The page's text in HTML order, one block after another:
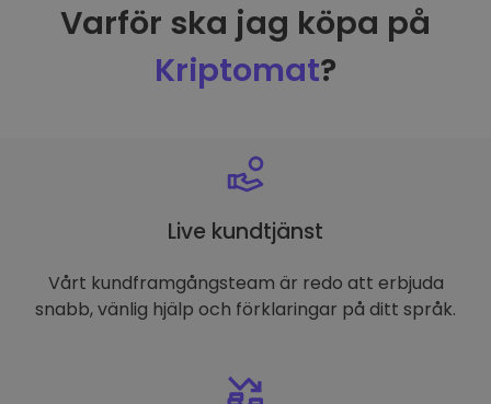
Varför ska jag köpa på
Kriptomat?
Live kundtjänst
Vårt kundframgångsteam är redo att erbjuda
snabb, vänlig hjälp och förklaringar på ditt språk.